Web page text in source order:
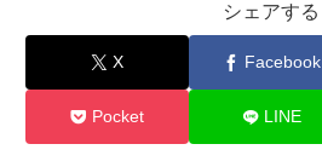
シェアする
X Facebook
Pocket LINE